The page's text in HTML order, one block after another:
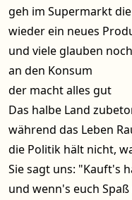
geh im Supermarkt
wieder ein neues
und viele glauben
an den Konsum
der macht alles gut
Das halbe Land
während das Leben
die Politik hält nicht,
Sie sagt uns: "Kauft's
und wenn's euch